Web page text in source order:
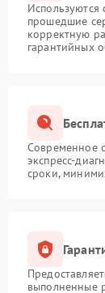
Используются
прошедшие
корректную
гарантийных
Современное
экспресс-
сроки,
выполненные